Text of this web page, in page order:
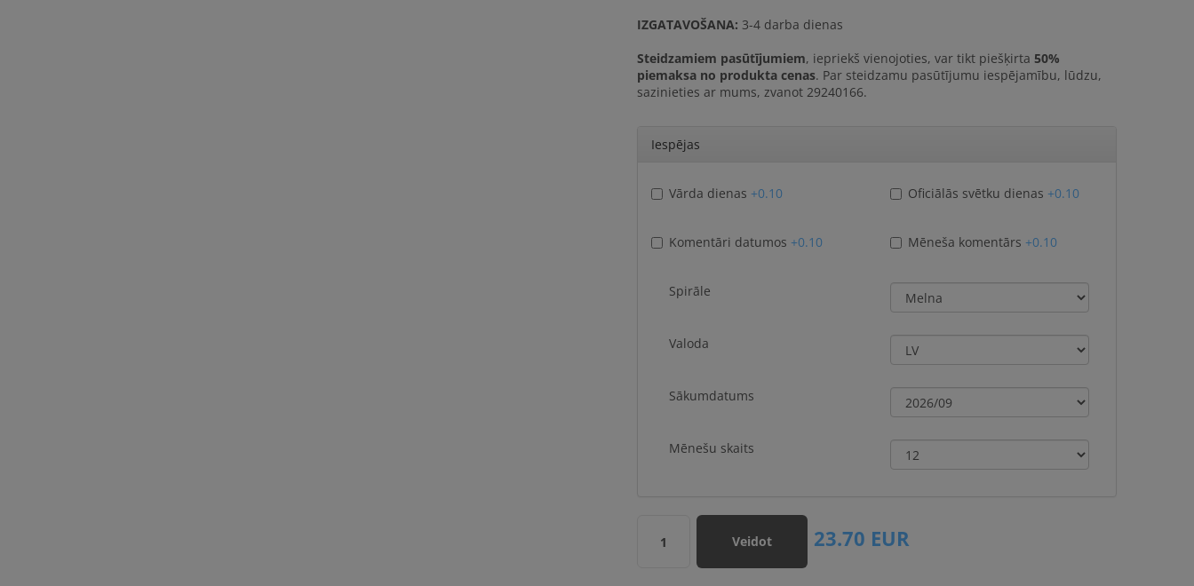
IZGATAVOŠANA: 3-4 darba dienas
Steidzamiem pasūtījumiem, iepriekš vienojoties, var tikt piešķirta 50%
piemaksa no produkta cenas. Par steidzamu pasūtījumu iespējamību, lūdzu,
sazinieties ar mums, zvanot 29240166.
Iespējas
Vārda dienas +0.10 Oficiālās svētku dienas +0.10
Komentāri datumos +0.10 Mēneša komentārs +0.10
Spirāle
Valoda
Sākumdatums
Mēnešu skaits
1 Veidot 23.70 EUR